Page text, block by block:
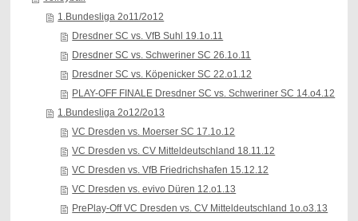
1.Bundesliga 2o11/2o12
Dresdner SC vs. VfB Suhl 19.1o.11
Dresdner SC vs. Schweriner SC 26.1o.11
Dresdner SC vs. Köpenicker SC 22.o1.12
PLAY-OFF FINALE Dresdner SC vs. Schweriner SC 14.o4.12
1.Bundesliga 2o12/2o13
VC Dresden vs. Moerser SC 17.1o.12
VC Dresden vs. CV Mitteldeutschland 18.11.12
VC Dresden vs. VfB Friedrichshafen 15.12.12
VC Dresden vs. evivo Düren 12.o1.13
PrePlay-Off VC Dresden vs. CV Mitteldeutschland 1o.o3.13